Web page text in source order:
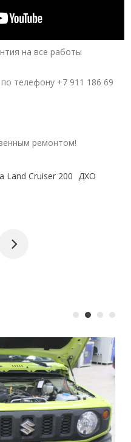
на все работы
телефону +7 911 186 69
ремонтом!
Land Cruiser 200 ДХО